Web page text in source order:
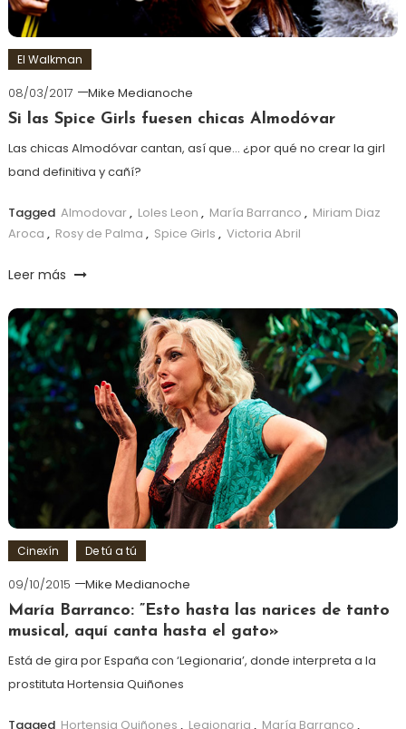
El Walkman
08/03/2017
Mike Medianoche
Si las Spice Girls fuesen chicas Almodóvar
Las chicas Almodóvar cantan, así que… ¿por qué no crear la girl
band definitiva y cañí?
Tagged Almodovar, Loles Leon , María Barranco , Miriam Diaz
Aroca , Rosy de Palma , Spice Girls , Victoria Abril
Leer más
Cinexín De tú a tú
09/10/2015
Mike Medianoche
María Barranco: ”Esto hasta las narices de tanto
musical, aquí canta hasta el gato»
Está de gira por España con ‘Legionaria’, donde interpreta a la
prostituta Hortensia Quiñones
Tagged Hortensia Quiñones , Legionaria , María Barranco ,